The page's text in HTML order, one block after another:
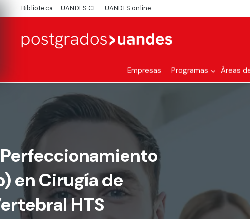
Biblioteca UANDES.CL UANDES online
Empresas Programas Áreas
en Cirugía de
HTS